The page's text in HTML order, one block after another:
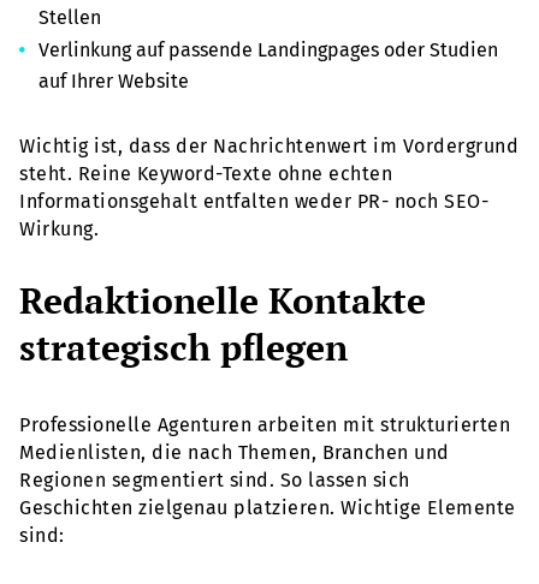
Stellen
Verlinkung auf passende Landingpages oder Studien
auf Ihrer Website
Wichtig ist, dass der Nachrichtenwert im Vordergrund
steht. Reine Keyword-Texte ohne echten
Informationsgehalt entfalten weder PR- noch SEO-
Wirkung.
Redaktionelle Kontakte
strategisch pflegen
Professionelle Agenturen arbeiten mit strukturierten
Medienlisten, die nach Themen, Branchen und
Regionen segmentiert sind. So lassen sich
Geschichten zielgenau platzieren. Wichtige Elemente
sind: